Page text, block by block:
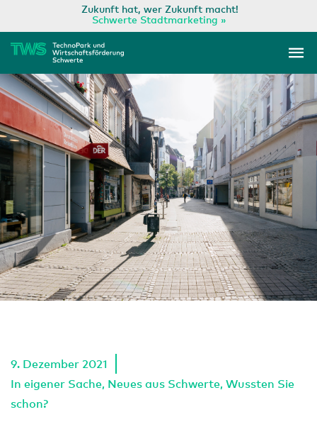
Inhalt
springen
Zukunft hat, wer Zukunft macht!
Schwerte Stadtmarketing »
9. Dezember 2021
In eigener Sache, Neues aus Schwerte, Wussten Sie
schon?